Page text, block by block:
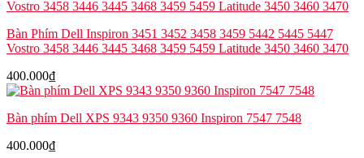
Bàn Phím Dell Inspiron 3451 3452 3458 3459 5442 5445 5447
Vostro 3458 3446 3445 3468 3459 5459 Latitude 3450 3460 3470
400.000₫
Bàn phím Dell XPS 9343 9350 9360 Inspiron 7547 7548
400.000₫